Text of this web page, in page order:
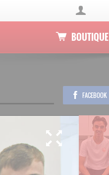
BOUTIQUE
FACEBOOK